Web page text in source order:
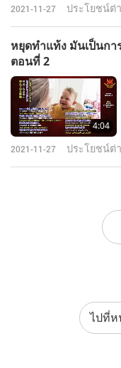
2021-11-27 ประโยชน์ต่
หยุดทำแท้ง มันเป็นก
ตอนที่ 2
4:04
2021-11-27 ประโยชน์ต่
ไปที่ห